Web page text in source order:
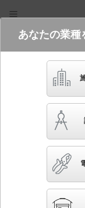
電気・建築設備（ビジ
照明器具検索
品番・
関連商品
じ）
あなたの業種